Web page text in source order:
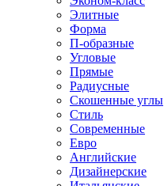
Элитные
Форма
П-образные
Угловые
Прямые
Радиусные
Скошенные углы
Стиль
Современные
Евро
Английские
Дизайнерские